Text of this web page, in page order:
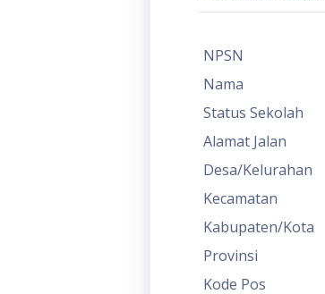
NPSN
Nama
Status Sekolah
Alamat Jalan
Desa/Kelurahan
Kecamatan
Kabupaten/Kota
Provinsi
Kode Pos